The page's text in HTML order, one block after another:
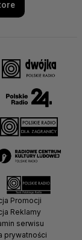
Promocji
Reklamy
serwisu
prywatności